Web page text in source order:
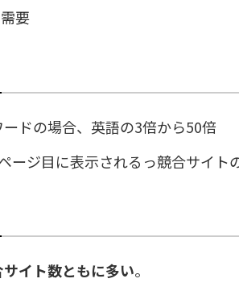
要
ドの場合、英語の3倍から50倍
ジ目に表示されるっ競合サイト
イト数ともに多い。